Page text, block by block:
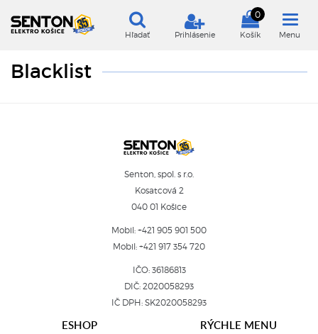
Hľadať Prihlásenie
0
Košík Menu
Blacklist
Senton, spol. s r.o.
Kosatcová 2
040 01 Košice
Mobil: +421 905 901 500
Mobil: +421 917 354 720
IČO: 36186813
DIČ: 2020058293
IČ DPH: SK2020058293
ESHOP RÝCHLE MENU